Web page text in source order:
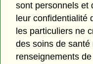
sont personnels et
leur confidentialité
les particuliers ne
des soins de
renseignements